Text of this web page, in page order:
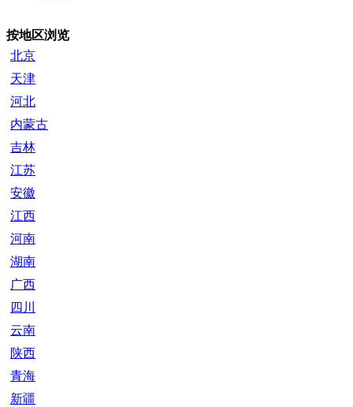
按地区浏览
北京
天津
河北
内蒙古
吉林
江苏
安徽
江西
河南
湖南
广西
四川
云南
陕西
青海
新疆